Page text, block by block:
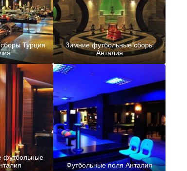
Турция
Зимние футбольные сборы
Анталия
футбольные
Футбольные поля Анталия